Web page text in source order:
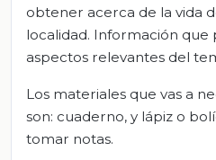
obtener acerca de la vida
localidad. Información
aspectos relevantes del
Los materiales que vas a
son: cuaderno, y lápiz o
tomar notas.